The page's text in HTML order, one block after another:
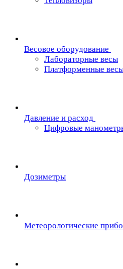
Весовое оборудование
Лабораторные весы
Платформенные
Давление и расход
Цифровые
Дозиметры
Метеорологические